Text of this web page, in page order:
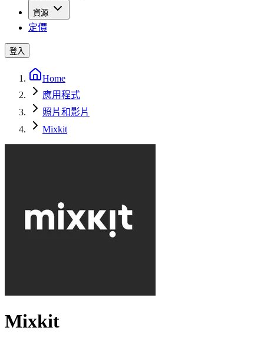
資源
定價
登入
Home
應用程式
照片和影片
Mixkit
Mixkit